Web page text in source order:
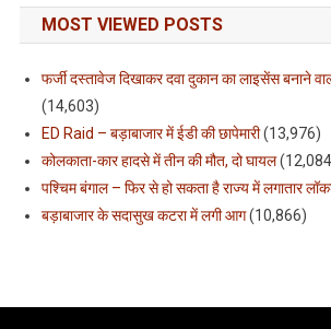
MOST VIEWED POSTS
फर्जी दस्तावेज दिखाकर दवा दुकान का लाइसेंस बनाने
(14,603)
ED Raid – बड़ाबाजार में ईडी की छापेमारी(13,976)
कोलकाता-कार हादसे में तीन की मौत, दो घायल
पश्चिम बंगाल – फिर से हो सकता है राज्य में लगातार
बड़ाबाजार के सदासुख कटरा में लगी आग(10,866)